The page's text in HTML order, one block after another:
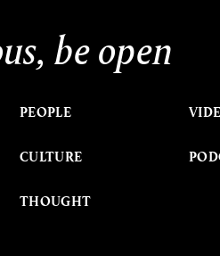
be open
PEOPLE
CULTURE
THOUGHT